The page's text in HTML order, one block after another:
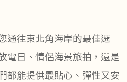
通往東北角海岸的最佳選
電日、情侶海景旅拍，還是
都能提供最貼心、彈性又安